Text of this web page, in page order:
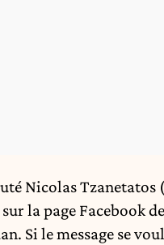
Nicolas Tzanetatos
la page Facebook
Si le message se